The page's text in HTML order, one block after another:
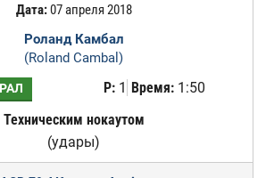
Дата:07 апреля 2018
Роланд Камбал
(Roland Cambal)
Р:1 Время:1:50
Техническим нокаутом
(удары)